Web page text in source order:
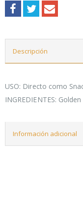
Descripción
USO: Directo como
INGREDIENTES:
Información adicional